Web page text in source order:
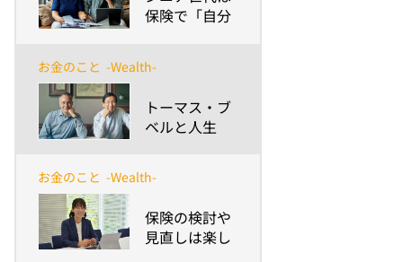
保険で「自分
康」を守れる
お金のこと -Wealth-
​トーマス・ブ
ベルと人生
イアログ 第10
お金のこと -Wealth-
​保険の検討や
見直しは楽し